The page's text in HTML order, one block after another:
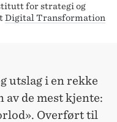
for strategi og
Digital Transformation
utslag i en rekke
de mest kjente:
Overført til